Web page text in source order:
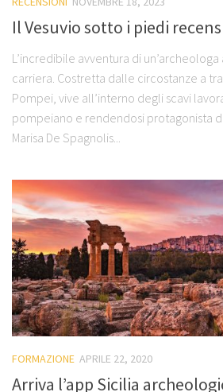
Il Vesuvio sotto i piedi
L’incredibile avventura di un’archeologa
carriera. Costretta dalle circostanze a
Pompei, vive all’interno degli scavi
pompeiano e rendendosi protagonista
Marisa De Spagnolis...
FORMAZIONE APRILE 22, 2020
Arriva l’app Sicilia